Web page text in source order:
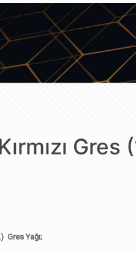
Gres
Gres Yağı;